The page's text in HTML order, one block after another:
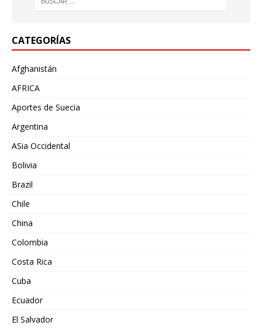
CATEGORÍAS
Afghanistán
AFRICA
Aportes de Suecia
Argentina
ASia Occidental
Bolivia
Brazil
Chile
China
Colombia
Costa Rica
Cuba
Ecuador
El Salvador